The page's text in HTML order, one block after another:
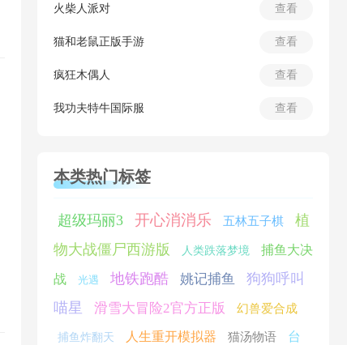
查看
火柴人派对
查看
猫和老鼠正版手游
查看
疯狂木偶人
查看
我功夫特牛国际服
本类热门标签
超级玛丽3 开心消消乐 五林五子棋
植
物大战僵尸西游版
人类跌落梦境 捕鱼大决
战 光遇 地铁跑酷 姚记捕鱼
狗狗呼叫
喵星
滑雪大冒险2官方正版 幻兽爱合成
捕鱼炸翻天 人生重开模拟器 猫汤物语 台